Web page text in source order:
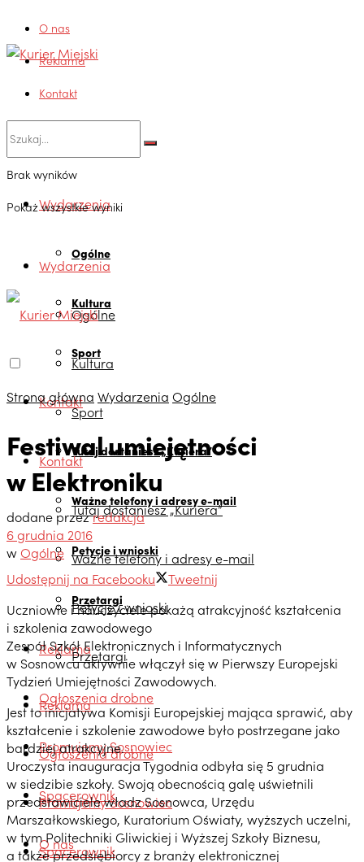
O nas
Reklama
Kontakt
Brak wyników
Pokaż wszystkie wyniki
Wydarzenia
Ogólne
Kultura
Sport
Kontakt
Tutaj dostaniesz „Kuriera”
Ważne telefony i adresy e-mail
Petycje i wnioski
Przetargi
Reklama
Ogłoszenia drobne
Promujemy Sosnowiec
Spacerownik
O nas
Wydarzenia
Ogólne
Kultura
Sport
Kontakt
Tutaj dostaniesz „Kuriera”
Ważne telefony i adresy e-mail
Petycje i wnioski
Przetargi
Reklama
Ogłoszenia drobne
Promujemy Sosnowiec
Spacerownik
Strona główna Wydarzenia Ogólne
Festiwal umiejętności
w Elektroniku
dodane przezredakcja
6 grudnia 2016
wOgólne
Udostępnij na Facebooku
Tweetnij
Uczniowie i nauczyciele pokażą atrakcyjność kształcenia
i szkolenia zawodowego
Zespół Szkół Elektronicznych i Informatycznych
w Sosnowcu aktywnie włączył się w Pierwszy Europejski
Tydzień Umiejętności Zawodowych.
Jest to inicjatywa Komisji Europejskiej mająca sprawić, aby
kształcenie i szkolenie zawodowe było postrzegane jako
bardziej atrakcyjne.
Uroczysta inauguracja Tygodnia odbyła się 5 grudnia
w siedzibie szkoły. Swoją obecnością galę uświetnili
przedstawiciele władz Sosnowca, Urzędu
Marszałkowskiego, Kuratorium Oświaty, wyższych uczelni,
w tym Politechniki Gliwickiej i Wyższej Szkoły Biznesu,
a także przedsiębiorcy z branży elektronicznej